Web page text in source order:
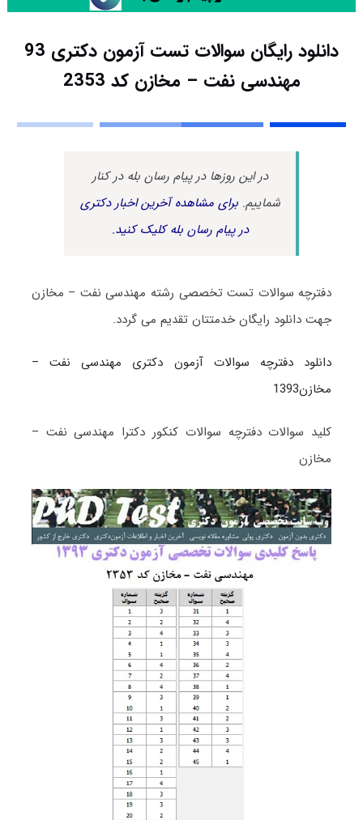
دانلود رایگان سوالات تست آزمون دکتری 93
مهندسی نفت – مخازن کد 2353
در این روزها در پیام رسان بله در کنار
شماییم.برای مشاهده آخرین اخبار دکتری
در پیام رسان بله کلیک کنید.
دفترچه سوالات تست تخصصی رشته مهندسی نفت – مخازن
جهت دانلود رایگان خدمتتان تقدیم می گردد.
دانلود دفترچه سوالات آزمون دکتری مهندسی نفت –
مخازن1393
کلید سوالات دفترچه سوالات کنکور دکترا مهندسی نفت –
مخازن